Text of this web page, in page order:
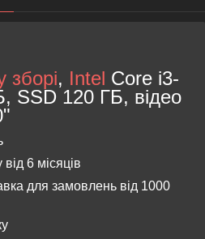
зборі, Intel Core i3-
SSD 120 ГБ, відео
від 6 місяців
для замовлень від 1000